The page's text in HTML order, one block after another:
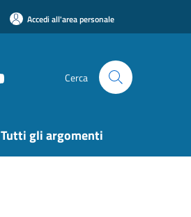
Accedi all'area personale
Cerca
Tutti gli argomenti